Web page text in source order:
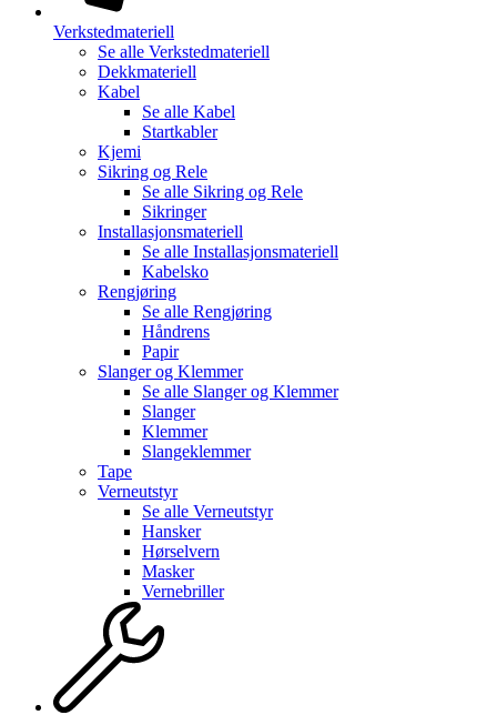
Verkstedmateriell
Se alle Verkstedmateriell
Dekkmateriell
Kabel
Se alle Kabel
Startkabler
Kjemi
Sikring og Rele
Se alle Sikring og Rele
Sikringer
Installasjonsmateriell
Se alle Installasjonsmateriell
Kabelsko
Rengjøring
Se alle Rengjøring
Håndrens
Papir
Slanger og Klemmer
Se alle Slanger og Klemmer
Slanger
Klemmer
Slangeklemmer
Tape
Verneutstyr
Se alle Verneutstyr
Hansker
Hørselvern
Masker
Vernebriller